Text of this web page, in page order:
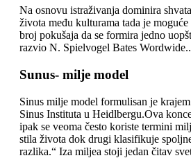
Na osnovu istraživanja dominira
života među kulturama tada je
broj pokušaja da se formira jedno
razvio N. Spielvogel Bates
Sunus- milje model
Sinus milje model formulisan je
Sinus Instituta u Heidlbergu.Ova
ipak se veoma često koriste termini
stila života dok drugi klasifikuje
razlika.“ Iza miljea stoji jedan čitav